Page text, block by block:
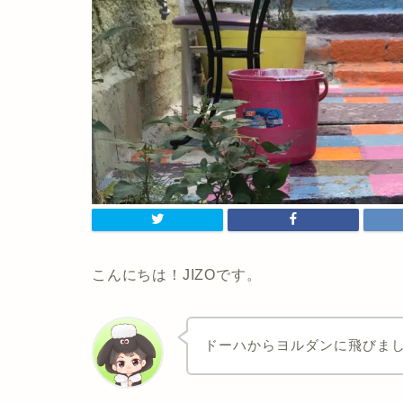
こんにちは！JIZOです。
ドーハからヨルダンに飛びま